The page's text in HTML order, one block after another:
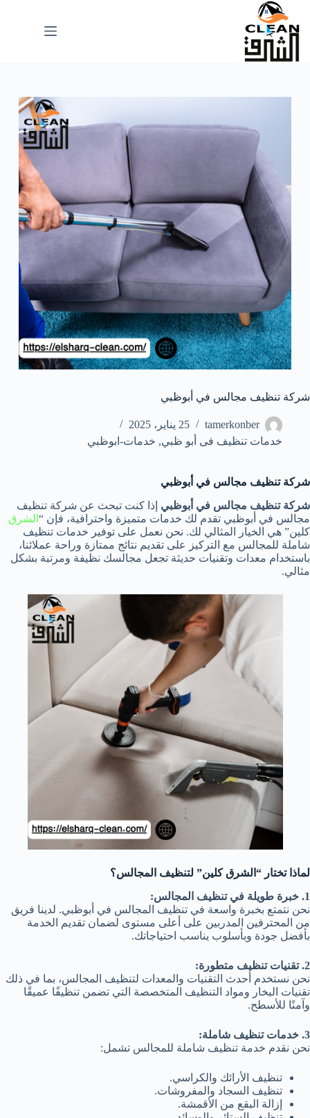
التجاوز
المحتوى
شركة تنظيف مجالس في أبوظبي
tamerkonber
25 يناير، 2025
خدمات تنظيف فى أبو ظبي, خدمات-ابوظبي
شركة تنظيف مجالس في أبوظبي
شركة تنظيف مجالس في أبوظبي إذا كنت تبحث عن شركة تنظيف
مجالس في أبوظبي تقدم لك خدمات متميزة واحترافية، فإن “ الشرق
كلين” هي الخيار المثالي لك. نحن نعمل على توفير خدمات تنظيف
شاملة للمجالس مع التركيز على تقديم نتائج ممتازة وراحة عملائنا،
باستخدام معدات وتقنيات حديثة تجعل مجالسك نظيفة ومرتبة بشكل
مثالي.
لماذا تختار “الشرق كلين” لتنظيف المجالس؟
1. خبرة طويلة في تنظيف المجالس:
نحن نتمتع بخبرة واسعة في تنظيف المجالس في أبوظبي. لدينا فريق
من المحترفين المدربين على أعلى مستوى لضمان تقديم الخدمة
بأفضل جودة وبأسلوب يناسب احتياجاتك.
2. تقنيات تنظيف متطورة:
نحن نستخدم أحدث التقنيات والمعدات لتنظيف المجالس، بما في ذلك
تقنيات البخار ومواد التنظيف المتخصصة التي تضمن تنظيفًا عميقًا
وآمنًا للأسطح.
3. خدمات تنظيف شاملة:
نحن نقدم خدمة تنظيف شاملة للمجالس تشمل:
تنظيف الأرائك والكراسي.
تنظيف السجاد والمفروشات.
إزالة البقع من الأقمشة.